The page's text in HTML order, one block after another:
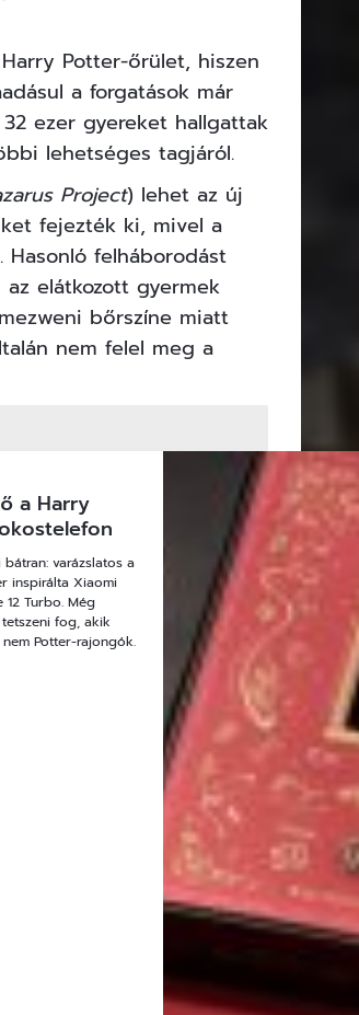
Potter-őrület, hiszen
a forgatások már
ezer gyereket hallgattak
lehetséges tagjáról.
Project) lehet az új
fejezték ki, mivel a
felháborodást
elátkozott gyermek
bőrszíne miatt
nem felel meg a
a Harry
varázslatos a
inspirálta Xiaomi
12 Turbo. Még
fog, akik
Potter-rajongók.